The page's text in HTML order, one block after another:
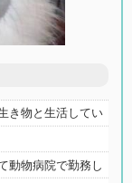
き物と生活してい
動物病院で勤務し